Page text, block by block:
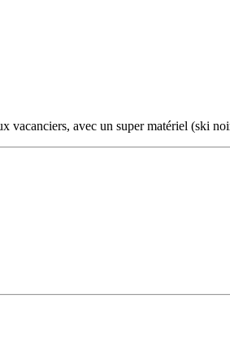
vacanciers, avec un super matériel (ski